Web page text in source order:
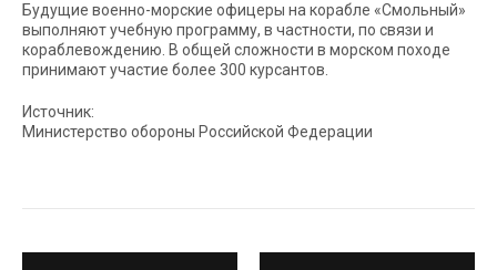
Будущие военно-морские офицеры на корабле «Смольный»
выполняют учебную программу, в частности, по связи и
кораблевождению. В общей сложности в морском походе
принимают участие более 300 курсантов.
Источник:
Министерство обороны Российской Федерации